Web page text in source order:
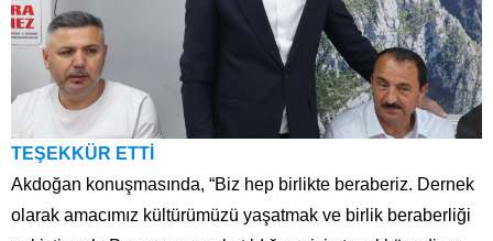
TEŞEKKÜR ETTİ
Akdoğan konuşmasında, “Biz hep birlikte beraberiz. Dernek
olarak amacımız kültürümüzü yaşatmak ve birlik beraberliği